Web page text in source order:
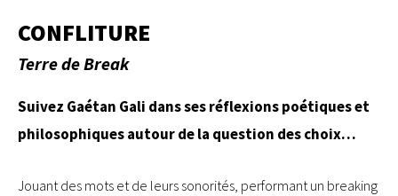
CONFLITURE
Terre de Break
Suivez Gaétan Gali dans ses réflexions poétiques et
philosophiques autour de la question des choix…
Jouant des mots et de leurs sonorités, performant un breaking